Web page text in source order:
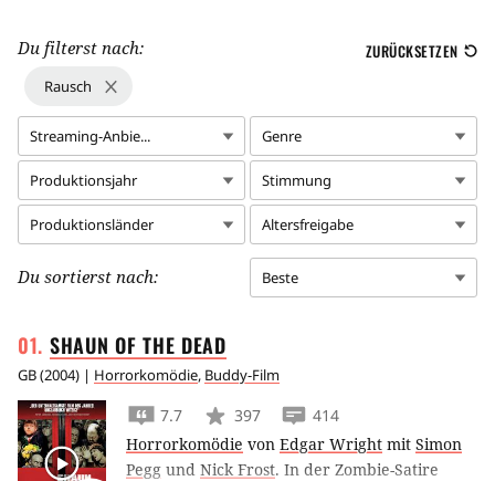
Du filterst nach: ZURÜCKSETZEN
Rausch
Streaming-Anbie... Genre
Produktionsjahr Stimmung
Produktionsländer Altersfreigabe
Du sortierst nach: Beste
SHAUN OF THE DEAD
GB(2004) | Horrorkomödie, Buddy-Film
7.7 397
414
Horrorkomödie von Edgar Wright mit Simon
Pegg und Nick Frost. In der Zombie-Satire